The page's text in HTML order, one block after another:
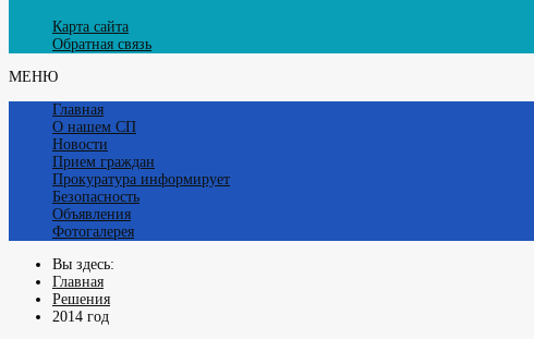
Карта сайта
Обратная связь
МЕНЮ
Главная
О нашем СП
Новости
Прием граждан
Прокуратура информирует
Безопасность
Объявления
Фотогалерея
Вы здесь:
Главная
Решения
2014 год